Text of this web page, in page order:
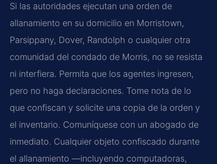
Si las autoridades ejecutan una orden de
allanamiento en su domicilio en Morristown,
Parsippany, Dover, Randolph o cualquier otra
comunidad del condado de Morris, no se resista
ni interfiera. Permita que los agentes ingresen,
pero no haga declaraciones. Tome nota de lo
que confiscan y solicite una copia de la orden y
el inventario. Comuníquese con un abogado de
inmediato. Cualquier objeto confiscado durante
el allanamiento —incluyendo computadoras,